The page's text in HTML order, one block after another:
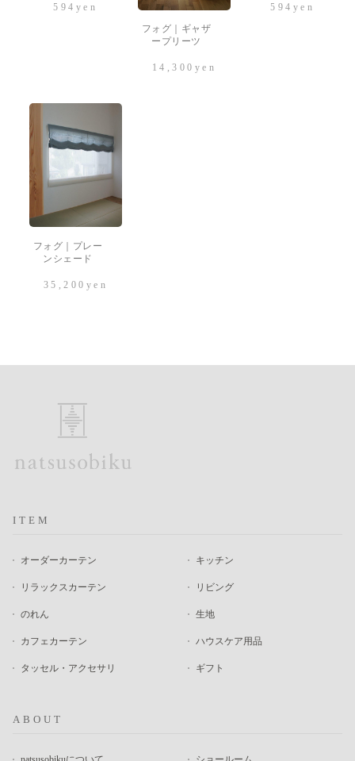
594 yen
フォグ｜ギャザ
ープリーツ
14,300 yen
594 yen
フォグ｜プレー
ンシェード
35,200 yen
ITEM
オーダーカーテン
リラックスカーテン
のれん
カフェカーテン
タッセル・アクセサリ
キッチン
リビング
生地
ハウスケア用品
ギフト
ABOUT